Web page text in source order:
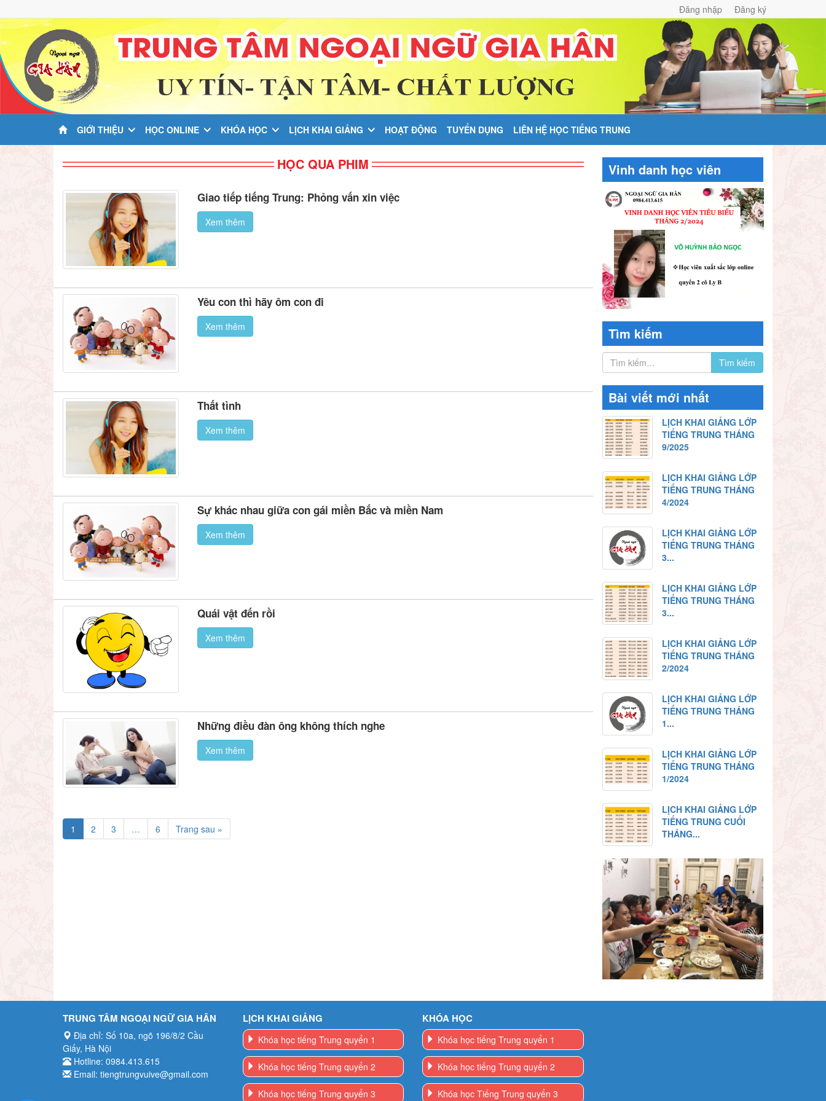
Đăng nhập Đăng ký
GIỚI THIỆU HỌC ONLINE KHÓA HỌC LỊCH KHAI GIẢNG HOẠT ĐỘNG TUYỂN DỤNG LIÊN HỆ HỌC TIẾNG TRUNG
HỌC QUA PHIM
Giao tiếp tiếng Trung: Phỏng vấn xin việc
Xem thêm
Yêu con thì hãy ôm con đi
Xem thêm
Thất tình
Xem thêm
Sự khác nhau giữa con gái miền Bắc và miền Nam
Xem thêm
Quái vật đến rồi
Xem thêm
Những điều đàn ông không thích nghe
Xem thêm
1 2 3 … 6 Trang sau »
Vinh danh học viên
Tìm kiếm
Bài viết mới nhất
LỊCH KHAI GIẢNG LỚP
TIẾNG TRUNG THÁNG
9/2025
LỊCH KHAI GIẢNG LỚP
TIẾNG TRUNG THÁNG
4/2024
LỊCH KHAI GIẢNG LỚP
TIẾNG TRUNG THÁNG
3...
LỊCH KHAI GIẢNG LỚP
TIẾNG TRUNG THÁNG
3...
LỊCH KHAI GIẢNG LỚP
TIẾNG TRUNG THÁNG
2/2024
LỊCH KHAI GIẢNG LỚP
TIẾNG TRUNG THÁNG
1...
LỊCH KHAI GIẢNG LỚP
TIẾNG TRUNG THÁNG
1/2024
LỊCH KHAI GIẢNG LỚP
TIẾNG TRUNG CUỐI
THÁNG...
TRUNG TÂM NGOẠI NGỮ GIA HÂN
Địa chỉ: Số 10a, ngõ 196/8/2 Cầu
Giấy, Hà Nội
Hotline: 0984.413.615
Email: tiengtrungvuive@gmail.com
LỊCH KHAI GIẢNG
Khóa học tiếng Trung quyển 1
Khóa học tiếng Trung quyển 2
Khóa học tiếng Trung quyển 3
KHÓA HỌC
Khóa học tiếng Trung quyển 1
Khóa học tiếng Trung quyển 2
Khóa học Tiếng Trung quyển 3